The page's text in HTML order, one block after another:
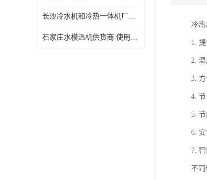
长沙冷水机和冷热一体机厂家电话 库存充足
石家庄水模温机供货商 使用便捷
冷热
1.
2.
3.
4.
5.
6.
7.
不